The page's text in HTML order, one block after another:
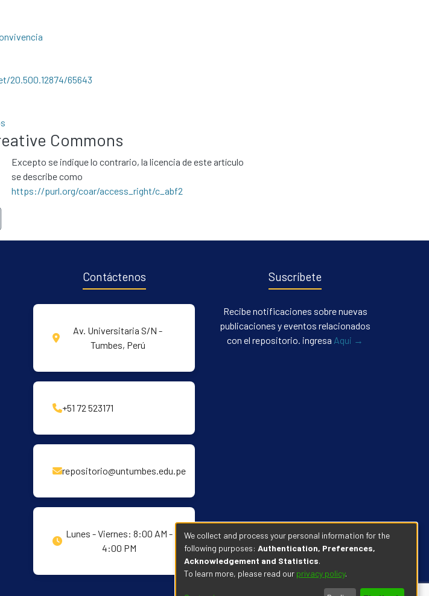
20.500.12874/65643
Commons
Excepto se indique lo contrario, la licencia de este artículo
se describe como
https://purl.org/coar/access_right/c_abf2
Contáctenos
Av. Universitaria S/N -
Tumbes, Perú
+51 72 523171
repositorio@untumbes.edu.pe
Lunes - Viernes: 8:00 AM -
4:00 PM
Suscríbete
Recibe notificaciones sobre nuevas
publicaciones y eventos relacionados
con el repositorio. ingresa Aqui →
We collect and process your personal information for the
following purposes: Authentication, Preferences,
Acknowledgement and Statistics.
To learn more, please read our privacy policy.